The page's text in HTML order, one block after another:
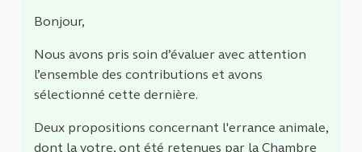
Bonjour,
Nous avons pris soin d’évaluer avec attention
l’ensemble des contributions et avons
sélectionné cette dernière.
Deux propositions concernant l'errance animale,
dont la votre, ont été retenues par la Chambre